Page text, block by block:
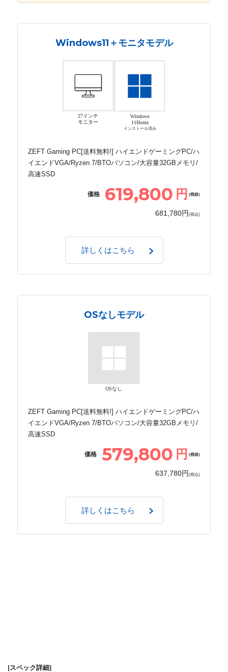
Windows11＋モニタモデル
27インチ
モニター
Windows
11Home
インストール済み
ZEFT Gaming PC[送料無料!] ハイエンドゲーミングPC/ハ
イエンドVGA/Ryzen 7/BTOパソコン/大容量32GBメモリ/
高速SSD
価格 619,800 円 (税抜)
681,780円 (税込)
詳しくはこちら
OSなしモデル
OSなし
ZEFT Gaming PC[送料無料!] ハイエンドゲーミングPC/ハ
イエンドVGA/Ryzen 7/BTOパソコン/大容量32GBメモリ/
高速SSD
価格 579,800 円 (税抜)
637,780円 (税込)
詳しくはこちら
[スペック詳細]